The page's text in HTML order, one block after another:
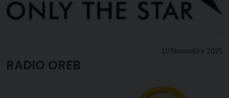
10 Novembre 2025
RADIO OREB